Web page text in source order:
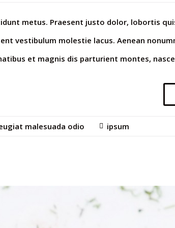
metus. Praesent justo dolor, lobortis
vestibulum molestie lacus. Aenean
et magnis dis parturient montes,
malesuada odio ipsum